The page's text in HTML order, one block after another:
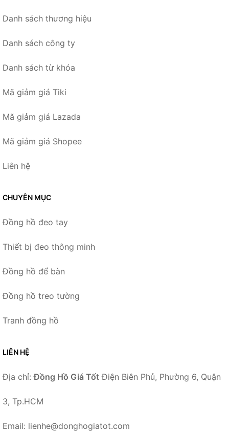
Danh sách thương hiệu
Danh sách công ty
Danh sách từ khóa
Mã giảm giá Tiki
Mã giảm giá Lazada
Mã giảm giá Shopee
Liên hệ
CHUYÊN MỤC
Đồng hồ đeo tay
Thiết bị đeo thông minh
Đồng hồ để bàn
Đồng hồ treo tường
Tranh đồng hồ
LIÊN HỆ
Địa chỉ:Đồng Hồ Giá Tốt Điện Biên Phủ, Phường 6, Quận
3, Tp.HCM
Email: lienhe@donghogiatot.com